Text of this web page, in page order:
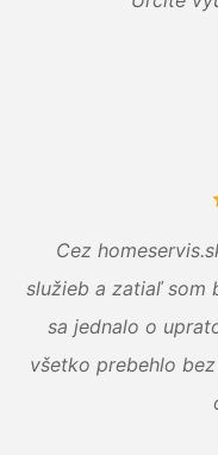
Cez
služieb a zatiaľ som
sa jednalo o
všetko prebehlo